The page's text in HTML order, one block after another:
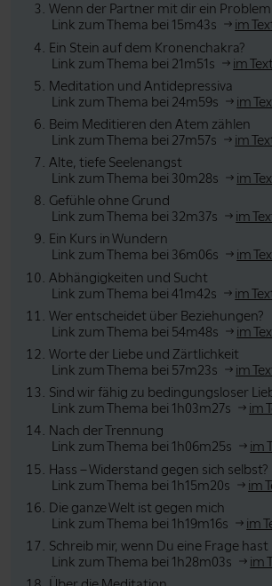
Wenn der Partner mit dir ein
Link zum Thema bei 15m43s
im
Ein Stein auf dem Kronenchakra?
Link zum Thema bei 21m51s
im Text
Meditation und Antidepressiva
Link zum Thema bei 24m59s
im
Beim Meditieren den Atem zählen
Link zum Thema bei 27m57s
im
Alte, tiefe Seelenangst
Link zum Thema bei 30m28s
im
Gefühle ohne Grund
Link zum Thema bei 32m37s
im
Ein Kurs in Wundern
Link zum Thema bei 36m06s
im
Abhängigkeiten und Sucht
Link zum Thema bei 41m42s
im
Wer entscheidet über Beziehungen?
Link zum Thema bei 54m48s
im
Worte der Liebe und Zärtlichkeit
Link zum Thema bei 57m23s
im
Sind wir fähig zu bedingungsloser
Link zum Thema bei 1h03m27s
im
Nach der Trennung
Link zum Thema bei 1h06m25s
im
Hass – Widerstand gegen sich selbst?
Link zum Thema bei 1h15m20s
im
Die ganze Welt ist gegen mich
Link zum Thema bei 1h19m16s
im
Schreib mir, wenn Du eine Frage hast
Link zum Thema bei 1h28m03s
im